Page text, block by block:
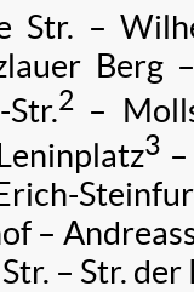
Str. –
Berg
Str.2 –
3
–
– Str.